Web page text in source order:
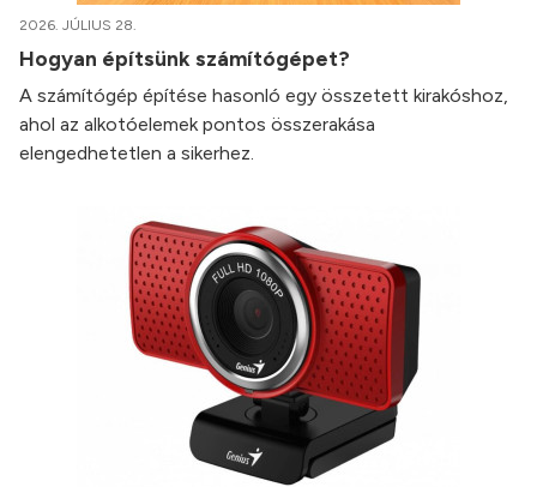
2026. JÚLIUS 28.
Hogyan építsünk számítógépet?
A számítógép építése hasonló egy összetett kirakóshoz,
ahol az alkotóelemek pontos összerakása
elengedhetetlen a sikerhez.